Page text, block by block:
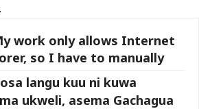
work only allows Internet
so I have to manually
langu kuu ni kuwa
ukweli, asema Gachagua